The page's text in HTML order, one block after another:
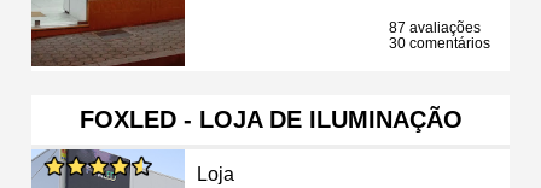
87 avaliações
30 comentários
FOXLED - LOJA DE ILUMINAÇÃO
Loja